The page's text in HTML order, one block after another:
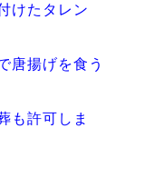
けたタレン
唐揚げを食う
も許可しま